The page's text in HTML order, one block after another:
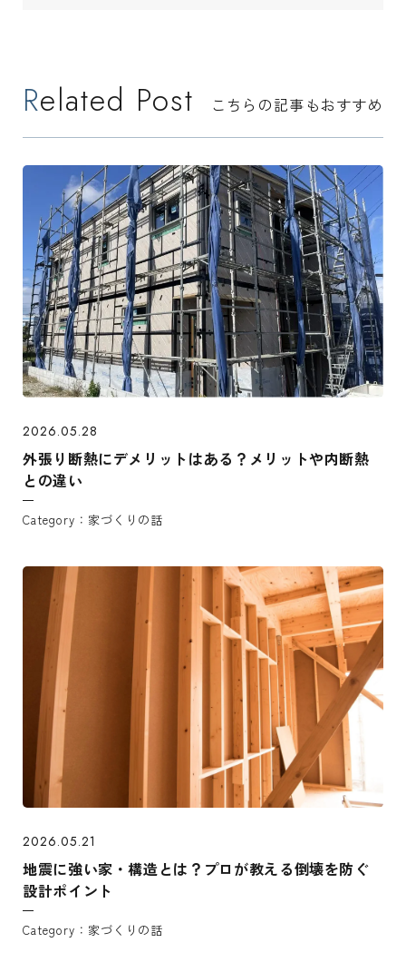
Related Post こちらの記事もおすすめ
2026.05.28
外張り断熱にデメリットはある？メリットや内断熱
との違い
家づくりの話
2026.05.21
地震に強い家・構造とは？プロが教える倒壊を防ぐ
設計ポイント
家づくりの話